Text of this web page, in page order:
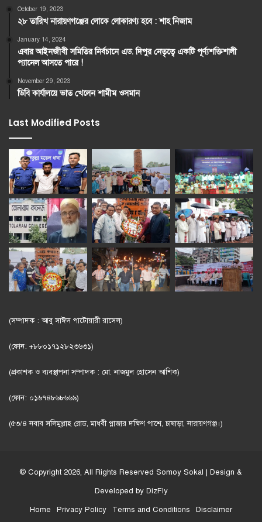
October 19, 2023
২৮ তারিখ নারায়ণগঞ্জের লোকে লোকারণ্য হবে : শাহ নিজাম
January 14, 2024
এবার আইনজীবী সমিতির নির্বচানে এড. দিপুর নেতৃত্বে একটি পূর্ণ্যশক্তিশালী
প্যানেল আসতে পারে !
November 29, 2023
ডিবি কার্যালয়ে ভাত খেলেন শামীম ওসমান
Last Modified Posts
(সম্পাদক : আবু সাঈদ পাটোয়ারী রাসেল)
(ফোন: +৮৮০১৭১২৮২৩৬৩১)
(প্রকাশক ও ব্যবস্থাপনা সম্পাদক : মো. নাজমুল হোসেন আশিক)
(ফোন: ০১৬৭৪৮৬৮৬৬৯)
(৫৩/৪ নবাব সলিমুল্লাহ রোড, মাধবী প্লাজার দক্ষিণ পাশে, চাষাড়া, নারায়ণগঞ্জ।)
© Copyright 2026, All Rights Reserved Somoy Sokal | Design &
Developed by DizFly
Home
Privacy Policy Terms and Conditions Disclaimer